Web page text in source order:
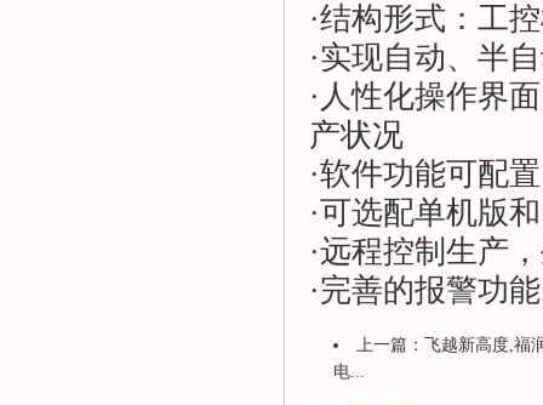
·结构形式：工
·实现自动、半
·人性化操作界
产状况
·软件功能可配
·可选配单机版
·远程控制生产
·完善的报警功
上一篇：
飞越新高度,福
电...